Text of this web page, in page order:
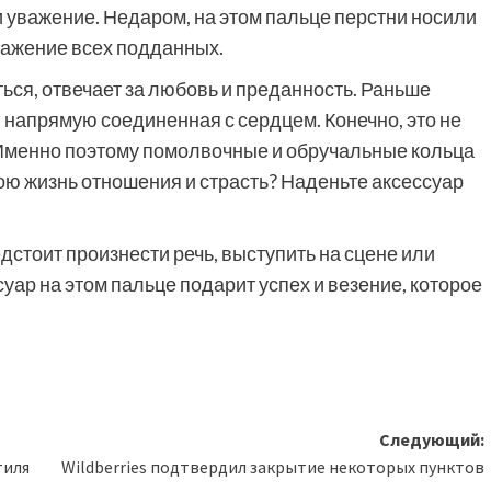
уважение. Недаром, на этом пальце перстни носили
всех подданных.
отвечает за любовь и преданность. Раньше
соединенная с сердцем. Конечно, это не
поэтому помолвочные и обручальные кольца
жизнь отношения и страсть? Наденьте аксессуар
произнести речь, выступить на сцене или
на этом пальце подарит успех и везение, которое
Следующий:
Wildberries подтвердил закрытие некоторых пунктов